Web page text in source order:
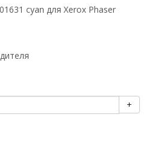
cyan для Xerox Phaser
+